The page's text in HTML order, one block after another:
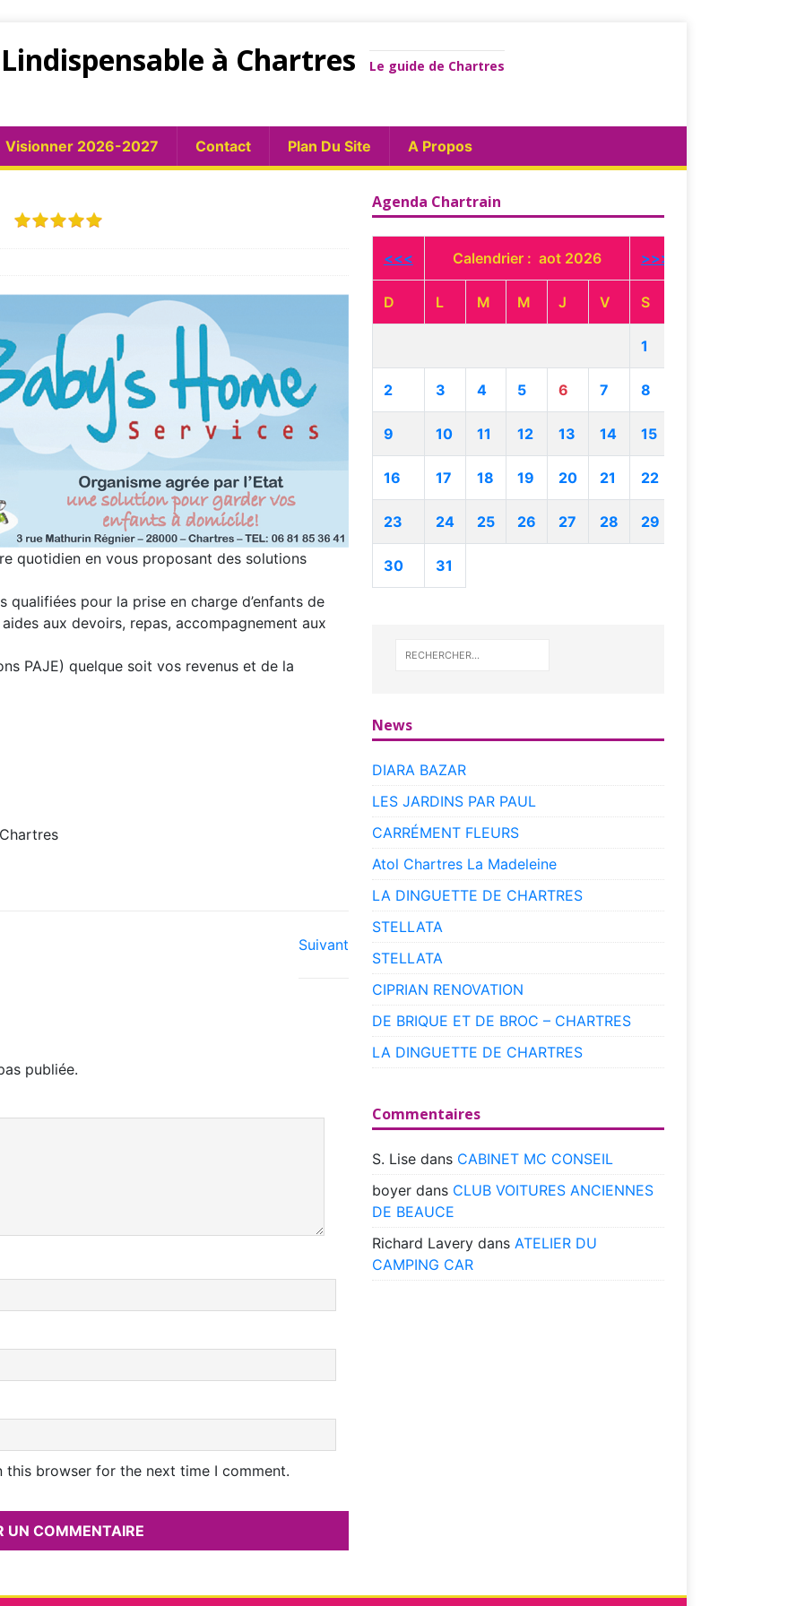
Lindispensable à Chartres Le guide de Chartres
Visionner 2026-2027 Contact Plan Du Site A Propos
quotidien en vous proposant des solutions
qualifiées pour la prise en charge d’enfants de
aux devoirs, repas, accompagnement aux
PAJE) quelque soit vos revenus et de la
Suivant
publiée.
this browser for the next time I comment.
Agenda Chartrain
<<< Calendrier : aot 2026 >>>
D L M M J V S
1
2 3 4 5 6 7 8
9 10 11 12 13 14 15
16 17 18 19 20 21 22
23 24 25 26 27 28 29
30 31
News
DIARA BAZAR
LES JARDINS PAR PAUL
CARRÉMENT FLEURS
Atol Chartres La Madeleine
LA DINGUETTE DE CHARTRES
STELLATA
STELLATA
CIPRIAN RENOVATION
DE BRIQUE ET DE BROC – CHARTRES
LA DINGUETTE DE CHARTRES
Commentaires
S. Lisedans CABINET MC CONSEIL
boyerdans CLUB VOITURES ANCIENNES
DE BEAUCE
Richard Laverydans ATELIER DU
CAMPING CAR